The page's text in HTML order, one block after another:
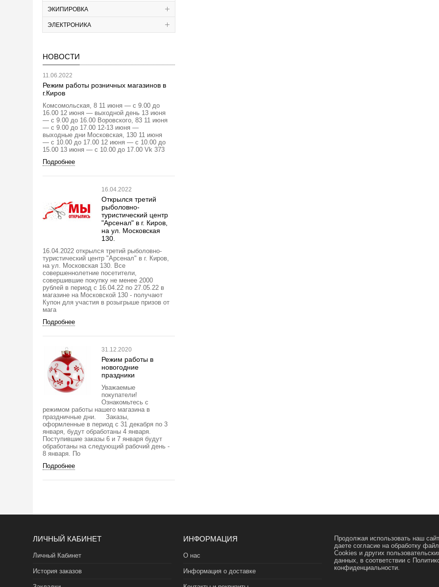
ЭКИПИРОВКА
ЭЛЕКТРОНИКА
НОВОСТИ
11.06.2022
Режим работы розничных магазинов в
г.Киров
Комсомольская, 8 11 июня — с 9.00 до
16.00 12 июня — выходной день 13 июня
— с 9.00 до 16.00 Воровского, 83 11 июня
— с 9.00 до 17.00 12-13 июня —
выходные дни Московская, 130 11 июня
— с 10.00 до 17.00 12 июня — с 10.00 до
15.00 13 июня — с 10.00 до 17.00 Vk 373
Подробнее
16.04.2022
Открылся третий
рыболовно-
туристический центр
"Арсенал" в г. Киров,
на ул. Московская
130.
16.04.2022 открылся третий рыболовно-
туристический центр "Арсенал" в г. Киров,
на ул. Московская 130. Все
совершеннолетние посетители,
совершившие покупку не менее 2000
рублей в период с 16.04.22 по 27.05.22 в
магазине на Московской 130 - получают
Купон для участия в розыгрыше призов от
мага
Подробнее
31.12.2020
Режим работы в
новогодние
праздники
Уважаемые
покупатели!
Ознакомьтесь с
режимом работы нашего магазина в
праздничные дни. Заказы,
оформленные в период с 31 декабря по 3
января, будут обработаны 4 января.
Поступившие заказы 6 и 7 января будут
обработаны на следующий рабочий день -
8 января. По
Подробнее
ЛИЧНЫЙ КАБИНЕТ
Личный Кабинет
История заказов
ИНФОРМАЦИЯ
О нас
Информация о доставке
Продолжая использовать наш
даете согласие на обработку
Cookies и других
данных, в соответствии с
конфиденциальности.